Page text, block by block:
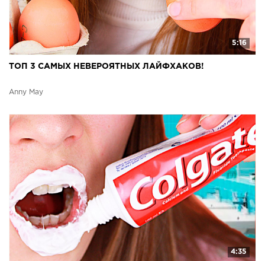
5:16
ТОП 3 САМЫХ НЕВЕРОЯТНЫХ ЛАЙФХАКОВ!
Anny May
4:35